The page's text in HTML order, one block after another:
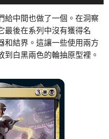
給中間也做了一個。在洞察
最後在系列中沒有獲得名
和結界。這讓一些使用兩方
白黑兩色的輪抽原型裡。